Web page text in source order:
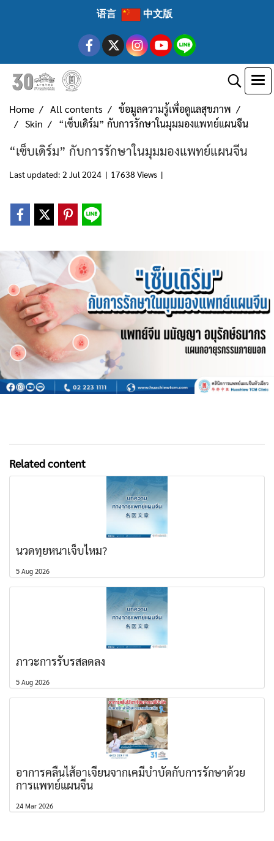
语言 中文版
Home All contents
ข้อมูลความรู้เพื่อดูแลสุขภาพ
Skin
“เซ็บเดิร์ม” กับการรักษาในมุมมองแพทย์แผนจีน
“เซ็บเดิร์ม” กับการรักษาในมุมมองแพทย์แผนจีน
Last updated: 2 Jul 2024 | 17638 Views |
Related content
นวดทุยหนาเจ็บไหม?
5 Aug 2026
ภาวะการรับรสลดลง
5 Aug 2026
อาการคลื่นไส้อาเจียนจากเคมีบำบัดกับการรักษาด้วย
การแพทย์แผนจีน
24 Mar 2026